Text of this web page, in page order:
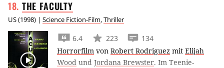
THE FACULTY
US(1998) | Science Fiction-Film,Thriller
6.4 223
134
Horrorfilm von Robert Rodriguez mit Elijah
Wood und Jordana Brewster. Im Teenie-